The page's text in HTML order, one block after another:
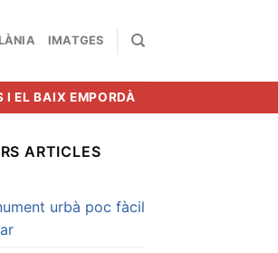
IMATGES
I EL BAIX EMPORDÀ
ARTICLES
urbà poc fàcil